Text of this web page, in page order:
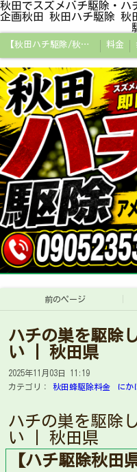
秋田でスズメバチ駆除・ハ
企画秋田 秋田ハチ駆除 秋
【秋田ハチ駆除/秋田蜂駆除/スズメバチの巣/ハチの巣専門プロ】 料金
秋田県の蜂駆除料金・蜂の巣駆除の相場【全国平均と比較】
秋田便利屋アメージング企画秋田
前のページ
ハチの巣を駆除
い | 秋田県
2025年11月03日 11:19
カテゴリ：
秋田蜂駆除料金 にか
ハチの巣を駆除
い | 秋田県
【ハチ駆除秋田